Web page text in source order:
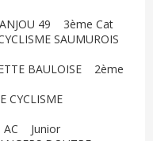
49 3ème Cat
SAUMUROIS
BAULOISE 2ème
AC Junior